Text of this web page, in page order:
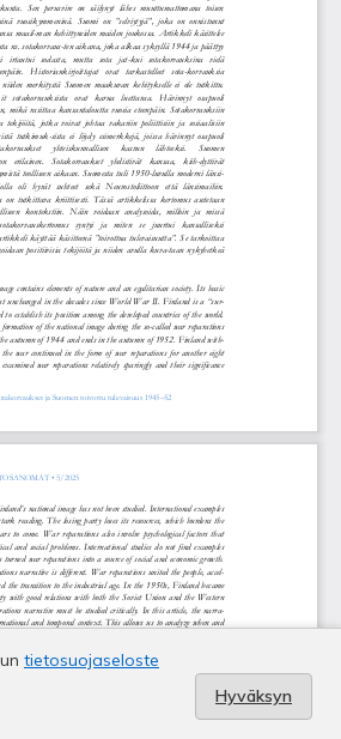
tietosuojaseloste
Hyväksyn